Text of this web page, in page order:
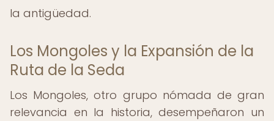
la antigüedad.
Los Mongoles y la Expansión de la
Ruta de la Seda
Los Mongoles, otro grupo nómada de gran
relevancia en la historia, desempeñaron un